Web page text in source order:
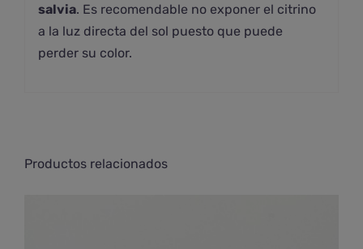
salvia. Es recomendable no exponer el citrino
a la luz directa del sol puesto que puede
perder su color.
Productos relacionados